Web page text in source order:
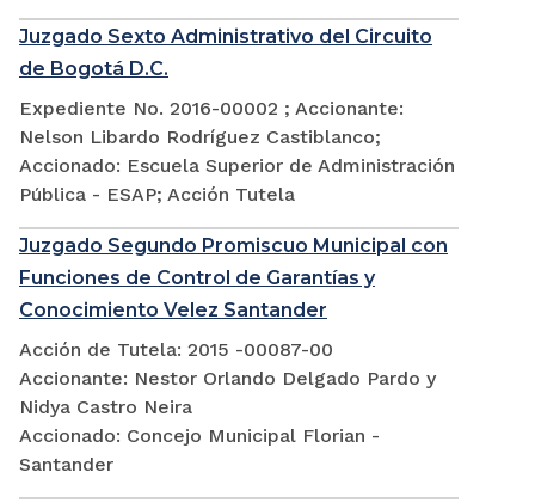
Juzgado Sexto Administrativo del Circuito
de Bogotá D.C.
Expediente No. 2016-00002 ; Accionante:
Nelson Libardo Rodríguez Castiblanco;
Accionado: Escuela Superior de Administración
Pública - ESAP; Acción Tutela
Juzgado Segundo Promiscuo Municipal con
Funciones de Control de Garantías y
Conocimiento Velez Santander
Acción de Tutela: 2015 -00087-00
Accionante: Nestor Orlando Delgado Pardo y
Nidya Castro Neira
Accionado: Concejo Municipal Florian -
Santander